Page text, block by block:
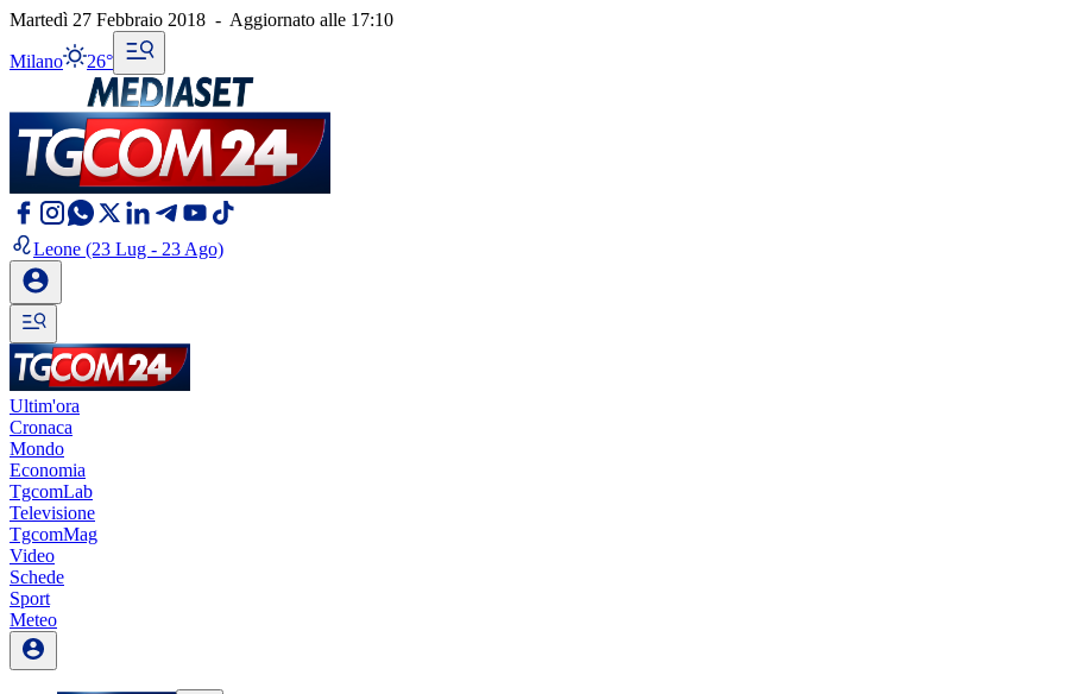
Martedì 27 Febbraio 2018 - Aggiornato alle 17:10
Milano 26°
Leone (23 Lug - 23 Ago)
Ultim'ora
Cronaca
Mondo
Economia
TgcomLab
Televisione
TgcomMag
Video
Schede
Sport
Meteo